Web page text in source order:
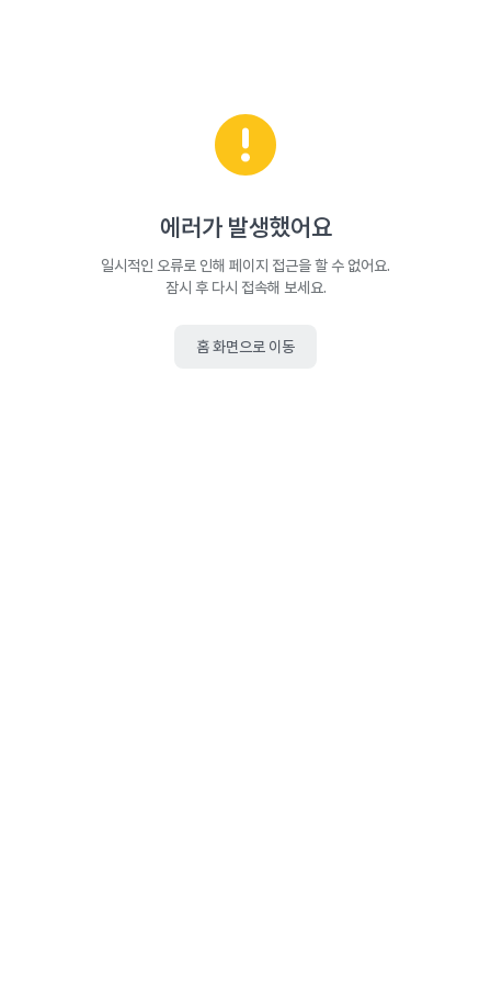
에러가 발생했어요
일시적인 오류로 인해 페이지 접근을 할 수 없어요.
잠시 후 다시 접속해 보세요.
홈 화면으로 이동